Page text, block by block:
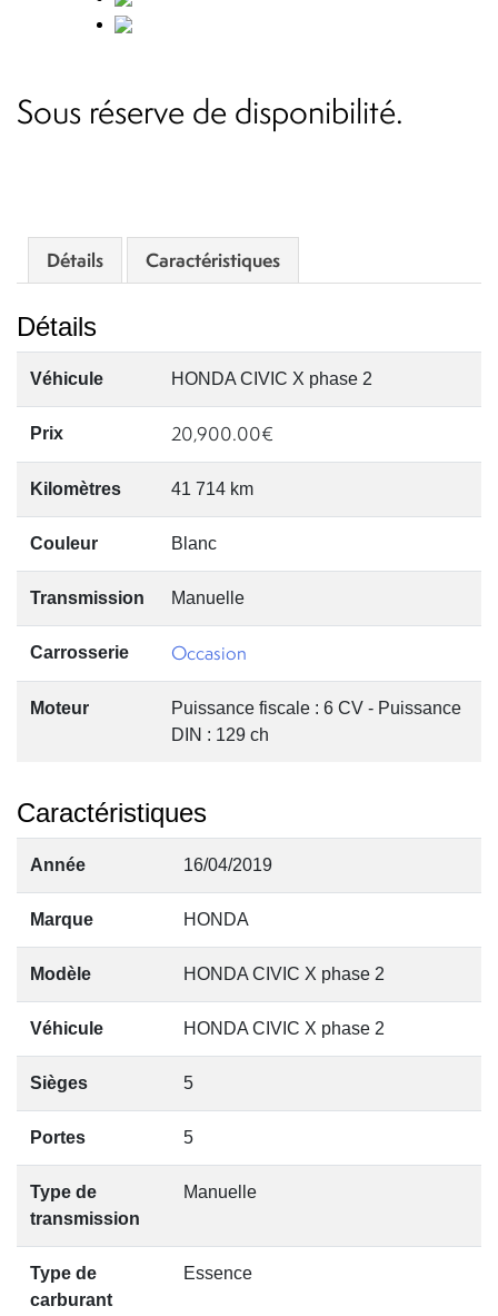
Sous réserve de disponibilité.
Détails Caractéristiques
Détails
Véhicule HONDA CIVIC X phase 2
Prix 20,900.00€
Kilomètres 41 714 km
Couleur Blanc
Transmission Manuelle
Carrosserie Occasion
Moteur
Puissance fiscale : 6 CV - Puissance
DIN : 129 ch
Caractéristiques
Année 16/04/2019
Marque HONDA
Modèle HONDA CIVIC X phase 2
Véhicule HONDA CIVIC X phase 2
Sièges 5
Portes 5
Type de
transmission
Manuelle
Type de
carburant
Essence